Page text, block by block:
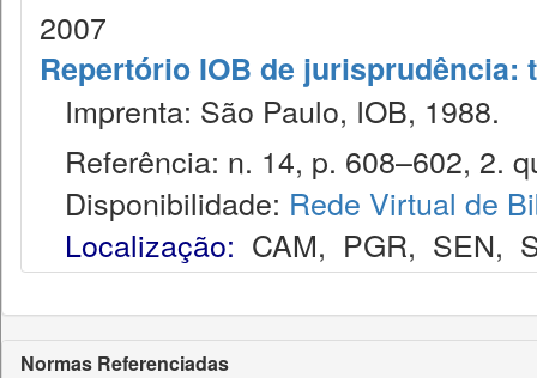
2007
Repertório IOB de
Imprenta: São Paulo, IOB, 1988.
Referência: n. 14, p. 608–602, 2.
Disponibilidade: Rede Virtual de
Localização: CAM, PGR, SEN,
Normas Referenciadas